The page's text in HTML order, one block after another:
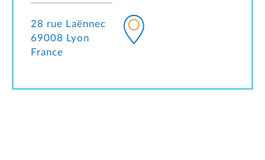
28 rue Laënnec
69008 Lyon
France